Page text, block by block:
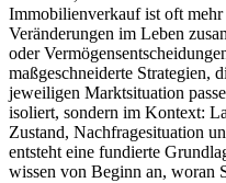
Immobilienverkauf ist oft
Veränderungen im Leben
oder
maßgeschneiderte Strategien,
jeweiligen Marktsituation
isoliert, sondern im Kontext:
Zustand, Nachfragesituation
entsteht eine fundierte
wissen von Beginn an, woran